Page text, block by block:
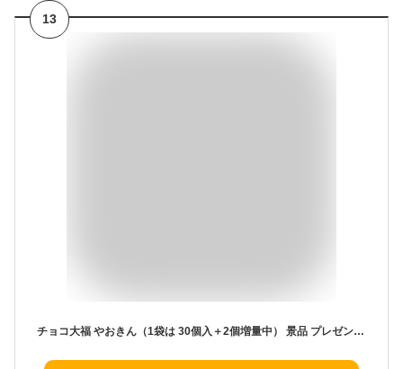
13
チョコ大福 やおきん（1袋は 30個入＋2個増量中） 景品 プレゼント イベント お配り用 チョコ マシュマロ 大福 ふわふわ 駄菓子 お菓子 子供会 パーティー まとめ買い 大人買い ばらまき 大容量 大人買い